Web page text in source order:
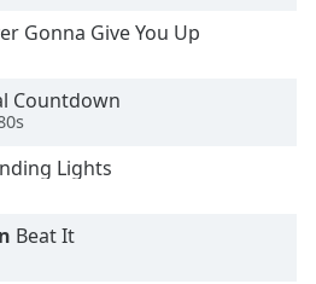
Gonna Give You Up
Countdown
Lights
Beat It